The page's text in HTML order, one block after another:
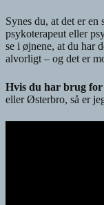
Synes du, at det er
psykoterapeut eller
se i øjnene, at du har
alvorligt – og det er
Hvis du har brug
eller Østerbro, så er